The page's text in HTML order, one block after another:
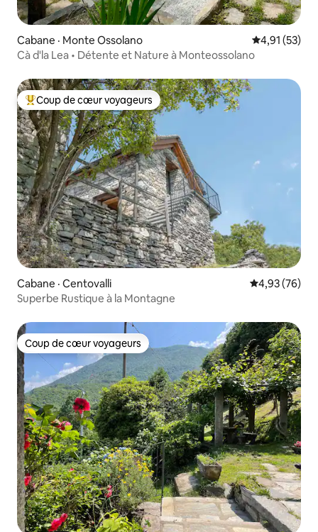
Cabane · Monte Ossolano Note
4,91 (53)
Cà d'la Lea • Détente et Nature à Monteossolano
Coup de cœur voyageurs parmi les plus aimés
Coup de cœur voyageurs
Cabane · Centovalli Note
4,93 (76)
Superbe Rustique à la Montagne
Coup de cœur voyageurs
Coup de cœur voyageurs